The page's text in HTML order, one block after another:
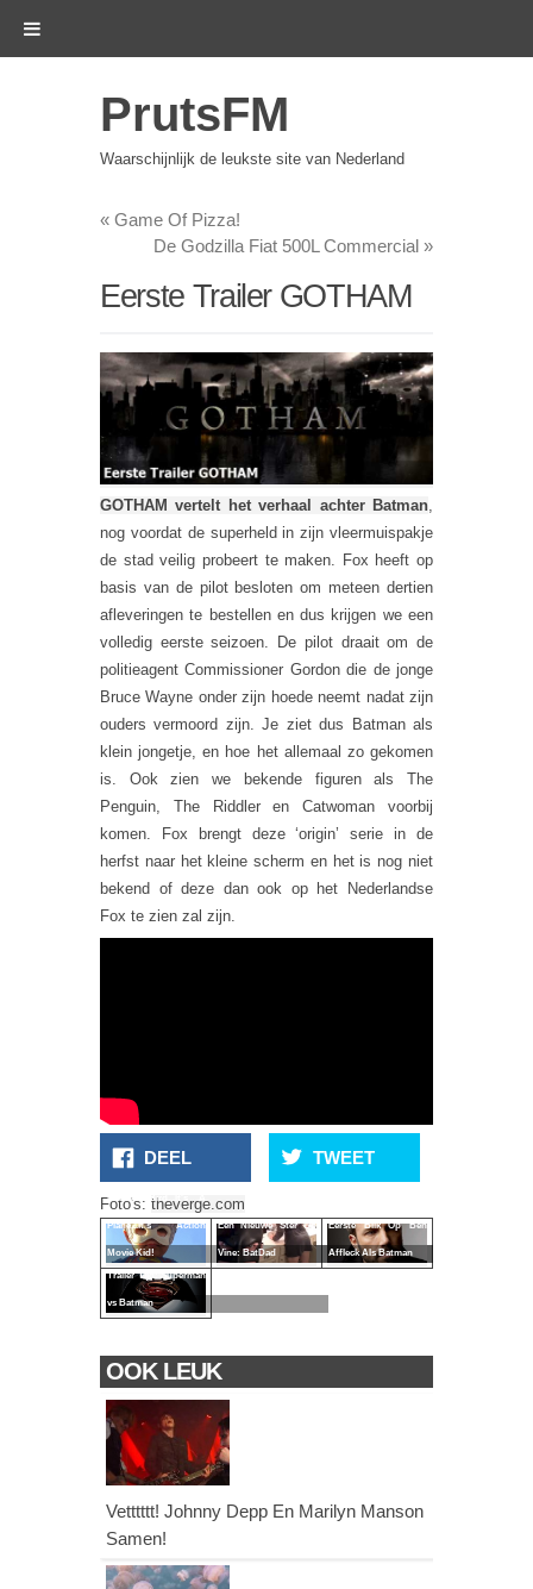
PrutsFM
Waarschijnlijk de leukste site van Nederland
« Game Of Pizza!
De Godzilla Fiat 500L Commercial »
Eerste Trailer GOTHAM
GOTHAM vertelt het verhaal achter Batman,
nog voordat de superheld in zijn vleermuispakje
de stad veilig probeert te maken. Fox heeft op
basis van de pilot besloten om meteen dertien
afleveringen te bestellen en dus krijgen we een
volledig eerste seizoen. De pilot draait om de
politieagent Commissioner Gordon die de jonge
Bruce Wayne onder zijn hoede neemt nadat zijn
ouders vermoord zijn. Je ziet dus Batman als
klein jongetje, en hoe het allemaal zo gekomen
is. Ook zien we bekende figuren als The
Penguin, The Riddler en Catwoman voorbij
komen. Fox brengt deze ‘origin’ serie in de
herfst naar het kleine scherm en het is nog niet
bekend of deze dan ook op het Nederlandse
Fox te zien zal zijn.
DEEL TWEET
Foto's: theverge.com
It's A Bird...It's A
Plane...It's Action
Movie Kid!
Een Nieuwe Ster Op
Vine: BatDad
Eerste Blik Op Ben
Affleck Als Batman
Trailer Tijd: Superman
vs Batman
OOK LEUK
Vetttttt! Johnny Depp En Marilyn Manson
Samen!